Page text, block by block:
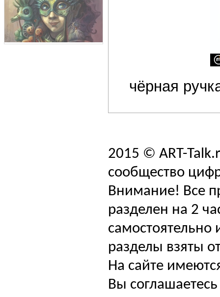
чёрная
2015 © ART-
сообщество
Внимание! Все
разделен на 2
самостоятельно
разделы взяты
На сайте
Вы